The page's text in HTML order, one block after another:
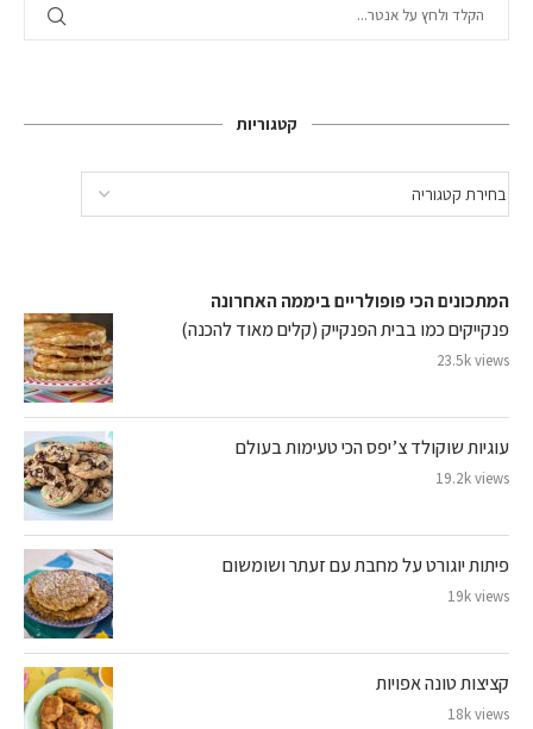
קטגוריות
המתכונים הכי פופולריים ביממה האחרונה
פנקייקים כמו בבית הפנקייק (קלים מאוד להכנה)
23.5k views
עוגיות שוקולד צ’יפס הכי טעימות בעולם
19.2k views
פיתות יוגורט על מחבת עם זעתר ושומשום
19k views
קציצות טונה אפויות
18k views